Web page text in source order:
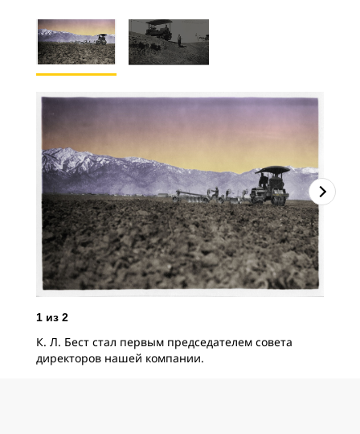
1 из 2
К. Л. Бест стал первым председателем совета
директоров нашей компании.